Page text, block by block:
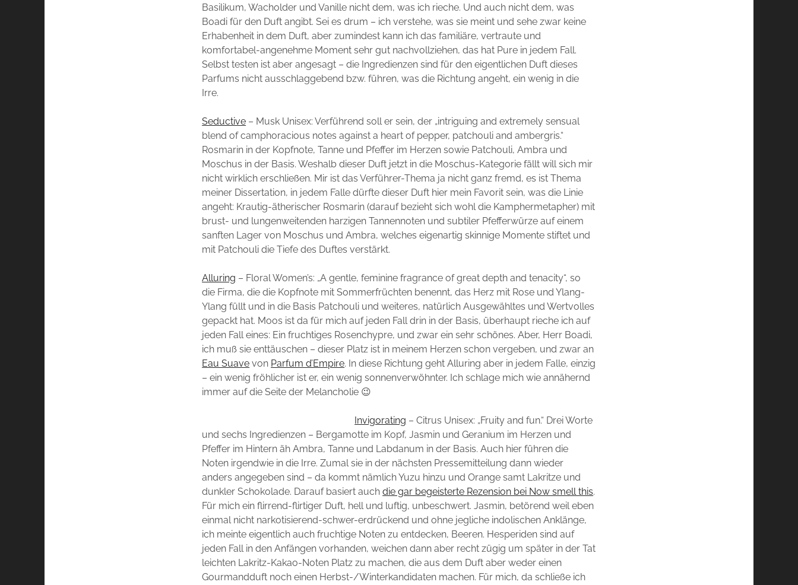
Basilikum, Wacholder und Vanille nicht dem, was ich rieche. Und auch nicht dem, was
Boadi für den Duft angibt. Sei es drum – ich verstehe, was sie meint und sehe zwar keine
Erhabenheit in dem Duft, aber zumindest kann ich das familiäre, vertraute und
komfortabel-angenehme Moment sehr gut nachvollziehen, das hat Pure in jedem Fall.
Selbst testen ist aber angesagt – die Ingredienzen sind für den eigentlichen Duft dieses
Parfums nicht ausschlaggebend bzw. führen, was die Richtung angeht, ein wenig in die
Irre.
Seductive – Musk Unisex: Verführend soll er sein, der „intriguing and extremely sensual
blend of camphoracious notes against a heart of pepper, patchouli and ambergris.“
Rosmarin in der Kopfnote, Tanne und Pfeffer im Herzen sowie Patchouli, Ambra und
Moschus in der Basis. Weshalb dieser Duft jetzt in die Moschus-Kategorie fällt will sich mir
nicht wirklich erschließen. Mir ist das Verführer-Thema ja nicht ganz fremd, es ist Thema
meiner Dissertation, in jedem Falle dürfte dieser Duft hier mein Favorit sein, was die Linie
angeht: Krautig-ätherischer Rosmarin (darauf bezieht sich wohl die Kamphermetapher) mit
brust- und lungenweitenden harzigen Tannennoten und subtiler Pfefferwürze auf einem
sanften Lager von Moschus und Ambra, welches eigenartig skinnige Momente stiftet und
mit Patchouli die Tiefe des Duftes verstärkt.
Alluring – Floral Women’s: „A gentle, feminine fragrance of great depth and tenacity“, so
die Firma, die die Kopfnote mit Sommerfrüchten benennt, das Herz mit Rose und Ylang-
Ylang füllt und in die Basis Patchouli und weiteres, natürlich Ausgewähltes und Wertvolles
gepackt hat. Moos ist da für mich auf jeden Fall drin in der Basis, überhaupt rieche ich auf
jeden Fall eines: Ein fruchtiges Rosenchypre, und zwar ein sehr schönes. Aber, Herr Boadi,
ich muß sie enttäuschen – dieser Platz ist in meinem Herzen schon vergeben, und zwar an
Eau Suave von Parfum d’Empire. In diese Richtung geht Alluring aber in jedem Falle, einzig
– ein wenig fröhlicher ist er, ein wenig sonnenverwöhnter. Ich schlage mich wie annähernd
immer auf die Seite der Melancholie 😉
Invigorating – Citrus Unisex: „Fruity and fun.“ Drei Worte
und sechs Ingredienzen – Bergamotte im Kopf, Jasmin und Geranium im Herzen und
Pfeffer im Hintern äh Ambra, Tanne und Labdanum in der Basis. Auch hier führen die
Noten irgendwie in die Irre. Zumal sie in der nächsten Pressemitteilung dann wieder
anders angegeben sind – da kommt nämlich Yuzu hinzu und Orange samt Lakritze und
dunkler Schokolade. Darauf basiert auchdie gar begeisterte Rezension bei Now smell this.
Für mich ein flirrend-flirtiger Duft, hell und luftig, unbeschwert. Jasmin, betörend weil eben
einmal nicht narkotisierend-schwer-erdrückend und ohne jegliche indolischen Anklänge,
ich meinte eigentlich auch fruchtige Noten zu entdecken, Beeren. Hesperiden sind auf
jeden Fall in den Anfängen vorhanden, weichen dann aber recht zügig um später in der Tat
leichten Lakritz-Kakao-Noten Platz zu machen, die aus dem Duft aber weder einen
Gourmandduft noch einen Herbst-/Winterkandidaten machen. Für mich, da schließe ich